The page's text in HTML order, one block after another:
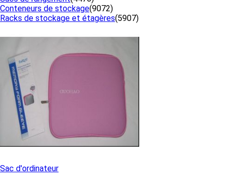
Conteneurs de stockage(9072)
Racks de stockage et étagères(5907)
Sac d'ordinateur